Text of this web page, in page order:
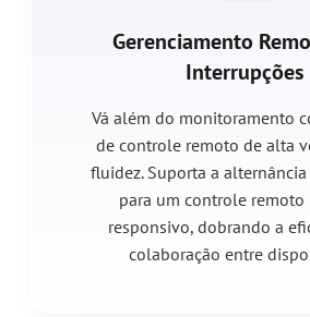
Gerenciamento
Interrupções
Vá além do monitoramento
de controle remoto de alta
fluidez. Suporta a
para um controle remoto
responsivo, dobrando a
colaboração entre